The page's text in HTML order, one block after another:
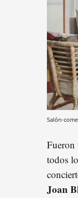
Salón-
Fueron
todos
Joan